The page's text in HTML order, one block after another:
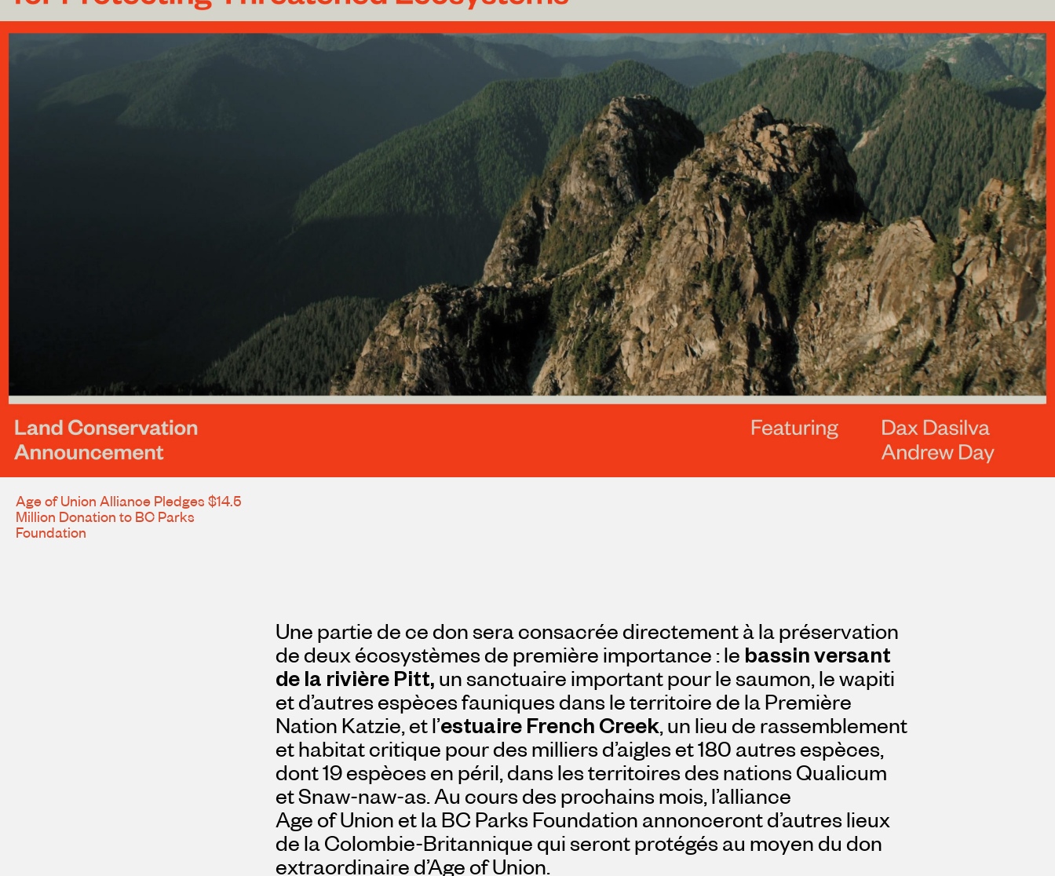
Jouer
la
vidéo
Age of Union Alliance Pledges $14.5
Million Donation to BC Parks
Foundation
Une partie de ce don sera consacrée directement à la préservation
de deux écosystèmes de première importance : le bassin versant
de la rivière Pitt, un sanctuaire important pour le saumon, le wapiti
et d’autres espèces fauniques dans le territoire de la Première
Nation Katzie, et l’estuaire French Creek, un lieu de rassemblement
et habitat critique pour des milliers d’aigles et 180 autres espèces,
dont 19 espèces en péril, dans les territoires des nations Qualicum
et Snaw-naw-as. Au cours des prochains mois, l’alliance
Age of Union et la BC Parks Foundation annonceront d’autres lieux
de la Colombie-Britannique qui seront protégés au moyen du don
extraordinaire d’Age of Union.